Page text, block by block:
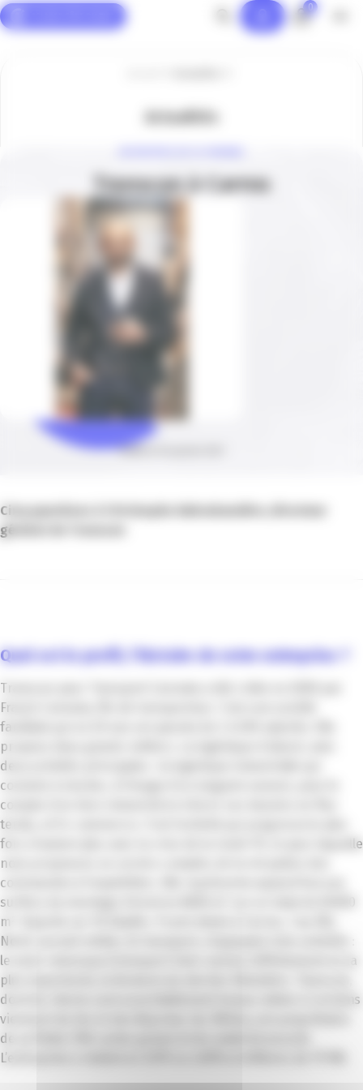
0
Actualités
Transcan à Carros
Publié le 04 janvier 2021
Cinq questions à Christophe Debrabandère, directeur
général de Transcan
Quel est le profil, l’histoire de votre entreprise ?
Transcan pour Transport Cannata a été créée en 2000 par
Franck Cannata, fils de transporteur. C’est une société
familiale qui en 20 ans est passée de 2 à 200 salariés. Elle
propose deux grands métiers. La logistique d’abord, avec
deux activités principales : la logistique industrielle qui
consiste à stocker, à l’image d’un magasin avancé, pour le
compte d’un tiers industriel et à livrer ses besoins en flux
tendu, et l’e-commerce. C’est l’activité qui progresse le plus
fort, d’autant plus avec la crise de la Covid-19, et pour laquelle
nous proposons un service complet, de la réception des
commandes à l’expédition. Elle représente aujourd’hui une
surface de stockage d’environ 8000 m² sur un total de 65000
m² répartis sur 10 dépôts. 9 sont situés à Carros, 1 au PAL.
Notre second métier, le transport, chapeaute trois activités :
le semi-remorque (transport inter-usine), l’affrètement et, la
plus importante, la livraison du dernier kilomètre. Transcan,
dont les clients sont essentiellement locaux même si certains
viennent du Var et des Bouches-du-Rhône, est propriétaire
de sa flotte (150 cartes grises) et du matériel associé.
L’entreprise a réalisé en 2019 un chiffre d’affaires de 19 M€.
Panneau de gestion des cookies